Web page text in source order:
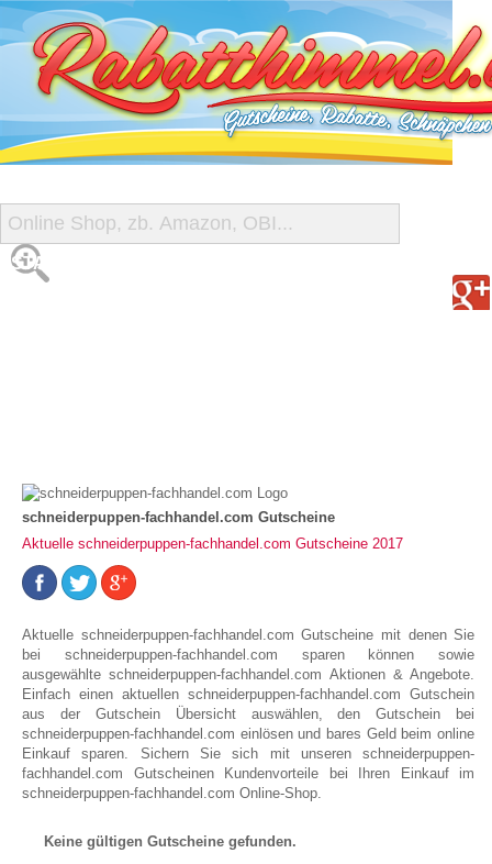
START
schneiderpuppen-fachhandel.com Gutscheine
Aktuelle schneiderpuppen-fachhandel.com Gutscheine 2017
Aktuelle schneiderpuppen-fachhandel.com Gutscheine mit denen Sie
bei schneiderpuppen-fachhandel.com sparen können sowie
ausgewählte schneiderpuppen-fachhandel.com Aktionen & Angebote.
Einfach einen aktuellen schneiderpuppen-fachhandel.com Gutschein
aus der Gutschein Übersicht auswählen, den Gutschein bei
schneiderpuppen-fachhandel.com einlösen und bares Geld beim online
Einkauf sparen. Sichern Sie sich mit unseren schneiderpuppen-
fachhandel.com Gutscheinen Kundenvorteile bei Ihren Einkauf im
schneiderpuppen-fachhandel.com Online-Shop.
Keine gültigen Gutscheine gefunden.